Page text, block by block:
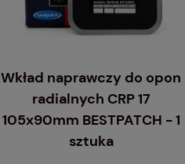
Wkład naprawczy do opon
radialnych CRP 17
105x90mm BESTPATCH - 1
sztuka